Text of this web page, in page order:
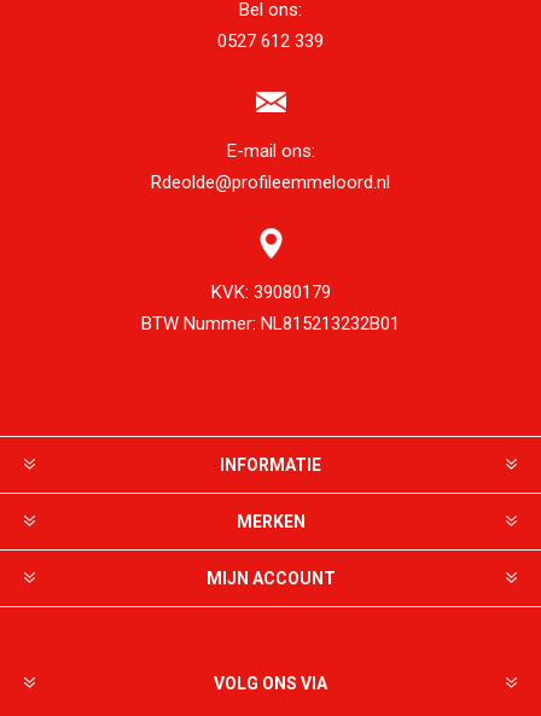
Bel ons:
0527 612 339
E-mail ons:
Rdeolde@profileemmeloord.nl
KVK: 39080179
BTW Nummer: NL815213232B01
INFORMATIE
MERKEN
MIJN ACCOUNT
VOLG ONS VIA